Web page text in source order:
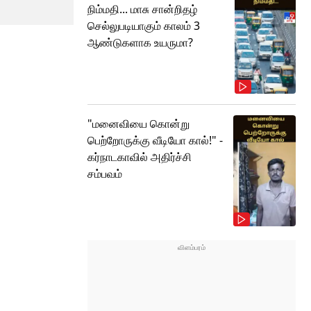
நிம்மதி... மாசு சான்றிதழ்
செல்லுபடியாகும் காலம் 3
ஆண்டுகளாக உயருமா?
"மனைவியை கொன்று
பெற்றோருக்கு வீடியோ கால்!" -
கர்நாடகாவில் அதிர்ச்சி
சம்பவம்